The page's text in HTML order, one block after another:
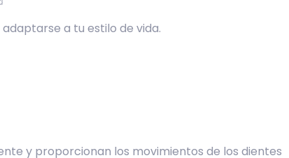
a tu estilo de vida.
y proporcionan los movimientos de los dientes